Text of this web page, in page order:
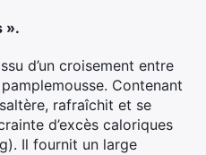
».
d’un croisement entre
Contenant
rafraîchit et se
d’excès caloriques
Il fournit un large